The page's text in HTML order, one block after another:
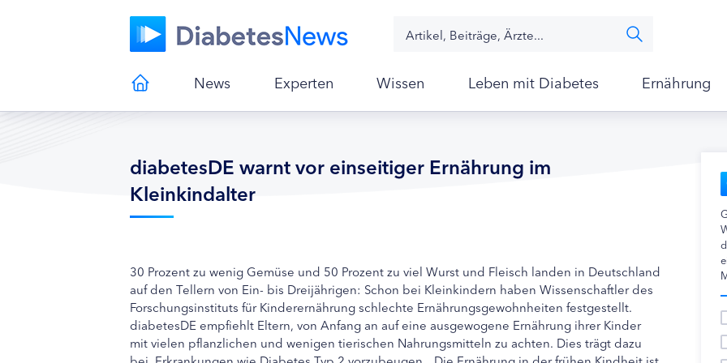
News Experten Wissen Leben mit Diabetes Ernährung
diabetesDE warnt vor einseitiger Ernährung im
Kleinkindalter
30 Prozent zu wenig Gemüse und 50 Prozent zu viel Wurst und Fleisch landen in Deutschland
auf den Tellern von Ein- bis Dreijährigen: Schon bei Kleinkindern haben Wissenschaftler des
Forschungsinstituts für Kinderernährung schlechte Ernährungsgewohnheiten festgestellt.
diabetesDE empfiehlt Eltern, von Anfang an auf eine ausgewogene Ernährung ihrer Kinder
mit vielen pflanzlichen und wenigen tierischen Nahrungsmitteln zu achten. Dies trägt dazu